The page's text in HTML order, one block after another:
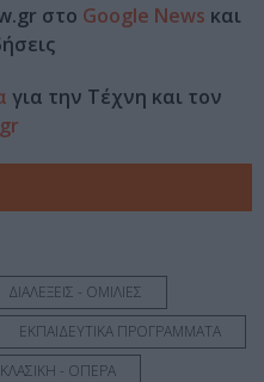
στο Google News και
για την Τέχνη και τον
ΔΙΑΛΕΞΕΙΣ - ΟΜΙΛΙΕΣ
ΕΚΠΑΙΔΕΥΤΙΚΑ ΠΡΟΓΡΑΜΜΑΤΑ
ΚΛΑΣΙΚΗ - ΟΠΕΡΑ